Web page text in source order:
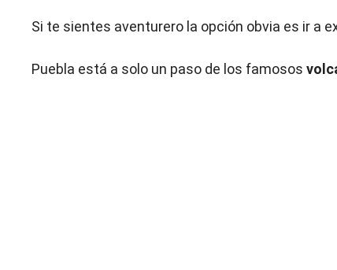
Si te sientes aventurero la opción obvia es ir a
Puebla está a solo un paso de los famosos